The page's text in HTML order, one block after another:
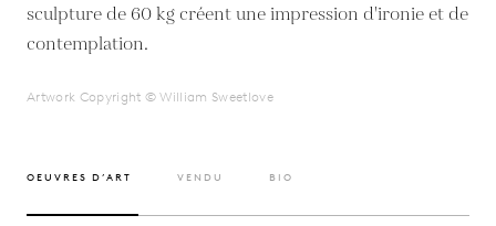
sculpture de 60 kg créent une impression d'ironie et de
contemplation.
Artwork Copyright © William Sweetlove
OEUVRES D’ART VENDU BIO